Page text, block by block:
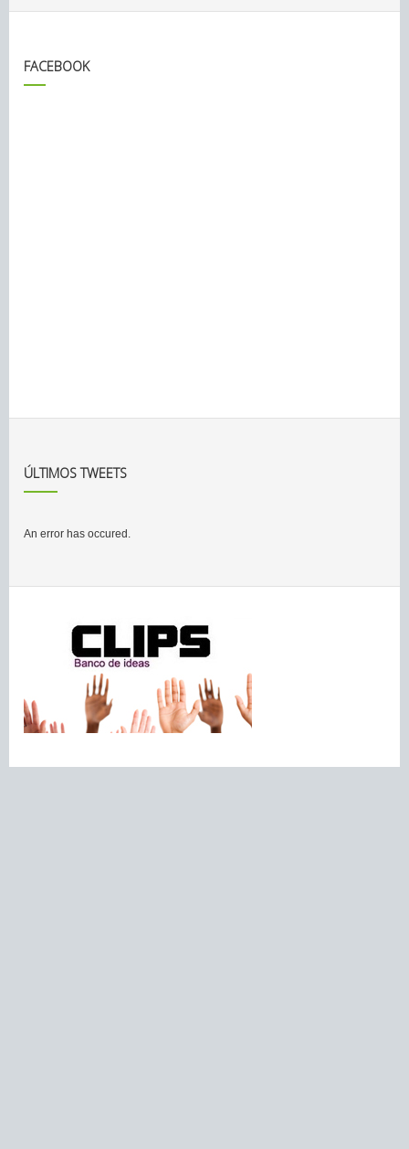
FACEBOOK
ÚLTIMOS TWEETS
An error has occured.